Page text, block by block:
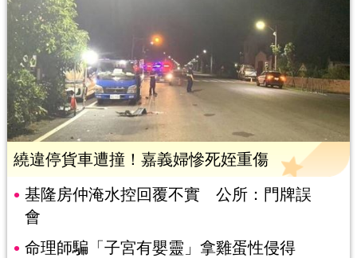
繞違停貨車遭撞！嘉義婦慘死姪重傷
基隆房仲淹水控回覆不實 公所：門牌誤
會
命理師騙「子宮有嬰靈」拿雞蛋性侵得